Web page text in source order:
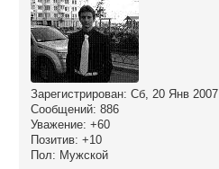
Зарегистрирован: Сб, 20 Янв 2007
Сообщений: 886
Уважение: +60
Позитив: +10
Пол: Мужской